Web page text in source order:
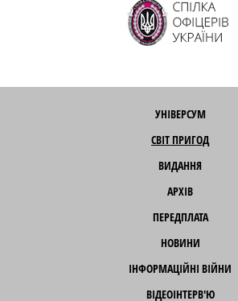
УНІВЕРСУМ
СВІТ ПРИГОД
ВИДАННЯ
АРХІВ
ПЕРЕДПЛАТА
НОВИНИ
ІНФОРМАЦІЙНІ ВІЙНИ
ВІДЕОІНТЕРВ'Ю